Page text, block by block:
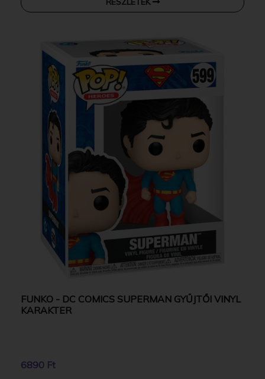
FUNKO - DC COMICS SUPERMAN GYŰJTŐI VINYL
KARAKTER
6890 Ft